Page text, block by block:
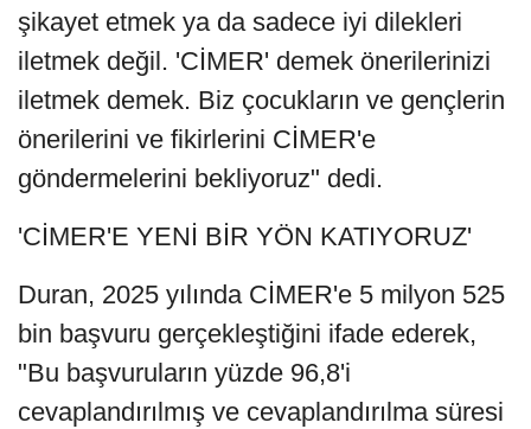
şikayet etmek ya da sadece iyi dilekleri
iletmek değil. 'CİMER' demek önerilerinizi
iletmek demek. Biz çocukların ve gençlerin
önerilerini ve fikirlerini CİMER'e
göndermelerini bekliyoruz" dedi.
'CİMER'E YENİ BİR YÖN KATIYORUZ'
Duran, 2025 yılında CİMER'e 5 milyon 525
bin başvuru gerçekleştiğini ifade ederek,
"Bu başvuruların yüzde 96,8'i
cevaplandırılmış ve cevaplandırılma süresi